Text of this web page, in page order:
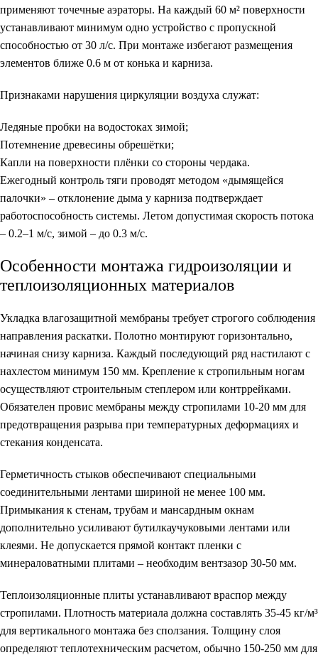
применяют точечные аэраторы. На каждый 60 м² поверхности
устанавливают минимум одно устройство с пропускной
способностью от 30 л/с. При монтаже избегают размещения
элементов ближе 0.6 м от конька и карниза.
Признаками нарушения циркуляции воздуха служат:
Ледяные пробки на водостоках зимой;
Потемнение древесины обрешётки;
Капли на поверхности плёнки со стороны чердака.
Ежегодный контроль тяги проводят методом «дымящейся
палочки» – отклонение дыма у карниза подтверждает
работоспособность системы. Летом допустимая скорость потока
– 0.2–1 м/с, зимой – до 0.3 м/с.
Особенности монтажа гидроизоляции и
теплоизоляционных материалов
Укладка влагозащитной мембраны требует строгого соблюдения
направления раскатки. Полотно монтируют горизонтально,
начиная снизу карниза. Каждый последующий ряд настилают с
нахлестом минимум 150 мм. Крепление к стропильным ногам
осуществляют строительным степлером или контррейками.
Обязателен провис мембраны между стропилами 10-20 мм для
предотвращения разрыва при температурных деформациях и
стекания конденсата.
Герметичность стыков обеспечивают специальными
соединительными лентами шириной не менее 100 мм.
Примыкания к стенам, трубам и мансардным окнам
дополнительно усиливают бутилкаучуковыми лентами или
клеями. Не допускается прямой контакт пленки с
минераловатными плитами – необходим вентзазор 30-50 мм.
Теплоизоляционные плиты устанавливают враспор между
стропилами. Плотность материала должна составлять 35-45 кг/м³
для вертикального монтажа без сползания. Толщину слоя
определяют теплотехническим расчетом, обычно 150-250 мм для